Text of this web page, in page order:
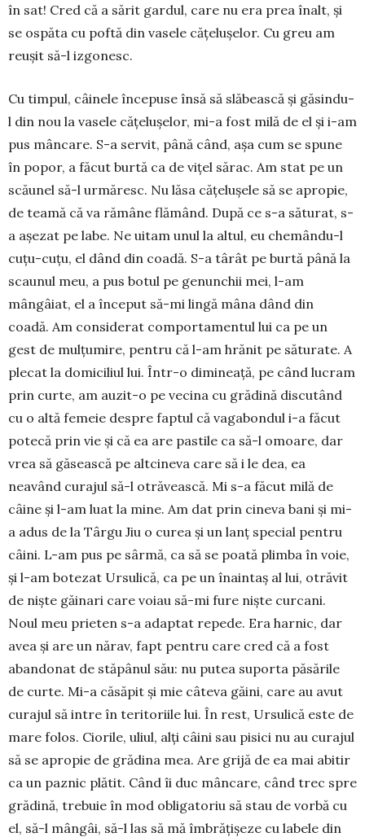
în sat! Cred că a sărit gardul, care nu era prea înalt, și
se ospăta cu poftă din vasele cățelușelor. Cu greu am
reușit să-l izgonesc.
Cu timpul, câinele începuse însă să slăbească și găsindu-
l din nou la vasele cățelușelor, mi-a fost milă de el și i-am
pus mâncare. S-a servit, până când, așa cum se spune
în popor, a făcut burtă ca de vițel sărac. Am stat pe un
scăunel să-l urmăresc. Nu lăsa cățelu­șele să se apropie,
de teamă că va rămâne flămând. După ce s-a săturat, s-
a așezat pe labe. Ne uitam unul la altul, eu chemându-l
cuțu-cuțu, el dând din coadă. S-a târât pe burtă până la
scaunul meu, a pus botul pe genunchii mei, l-am
mângâiat, el a început să-mi lingă mâna dând din
coadă. Am considerat com­portamentul lui ca pe un
gest de mulțumire, pen­tru că l-am hrănit pe săturate. A
plecat la domiciliul lui. Într-o dimi­nea­ță, pe când lucram
prin curte, am au­zit-o pe vecina cu grădină discutând
cu o altă fe­meie despre faptul că va­gabondul i-a făcut
potecă prin vie și că ea are pas­tile ca să-l omoare, dar
vrea să gă­seas­că pe altcineva ca­re să i le dea, ea
neavând curajul să-l otrăvească. Mi s-a făcut milă de
câine și l-am luat la mine. Am dat prin cineva bani și mi-
a adus de la Târgu Jiu o curea și un lanț special pentru
câini. L-am pus pe sârmă, ca să se poată plimba în voie,
și l-am botezat Ursulică, ca pe un înaintaș al lui, otrăvit
de niște gă­i­nari care voiau să-mi fure niște curcani.
Noul meu pri­e­ten s-a adap­tat repede. Era harnic, dar
avea și are un nărav, fapt pentru care cred că a fost
abando­nat de stă­pânul său: nu putea suporta păsările
de curte. Mi-a că­să­pit și mie câ­teva gă­ini, care au avut
curajul să intre în teritoriile lui. În rest, Ursulică este de
mare folos. Cio­ri­le, uliul, alți câini sau pi­­sici nu au cu­rajul
să se apropie de gră­dina mea. Are gri­jă de ea mai abitir
ca un paznic plătit. Când îi duc mân­care, când trec spre
grădină, tre­buie în mod obli­gatoriu să stau de vorbă cu
el, să-l mângâi, să-l las să mă îmbrățișeze cu labele din